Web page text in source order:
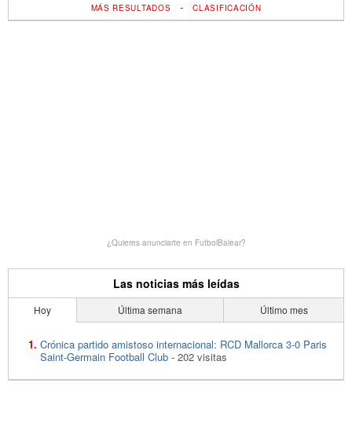
MÁS RESULTADOS -CLASIFICACIÓN
¿Quieres anunciarte en FutbolBalear?
Las noticias más leídas
Hoy Última semana Último mes
Crónica partido amistoso internacional: RCD Mallorca 3-0 Paris
Saint-Germain Football Club - 202 visitas